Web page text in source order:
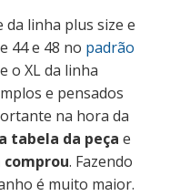
da linha plus size e
44 e 48 no padrão
o XL da linha
e pensados
na hora da
tabela da peça e
. Fazendo
é muito maior.